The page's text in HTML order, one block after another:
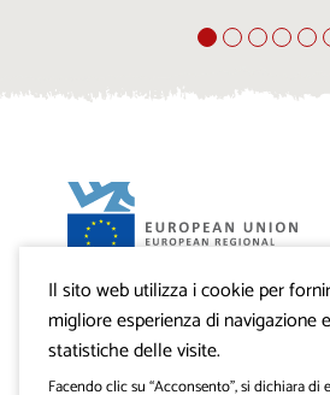
Progetto VisitKras. L’investimento è cofinanziato dalla
Repubblica di Slovenia e dal Fondo europeo di sviluppo
regionale dell’Unione Europea.
Il sito web utilizza i cookie per
migliore esperienza di navigazione
statistiche delle visite.
Facendo clic su “Acconsento”, si dichiara di